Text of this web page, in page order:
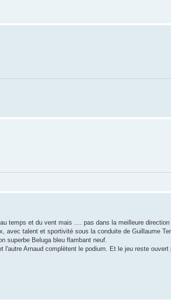
temps et du vent mais .... pas dans la meilleure direction
talent et sportivité sous la conduite de Guillaume
superbe Beluga bleu flambant neuf.
Arnaud complètent le podium. Et le jeu reste ouvert